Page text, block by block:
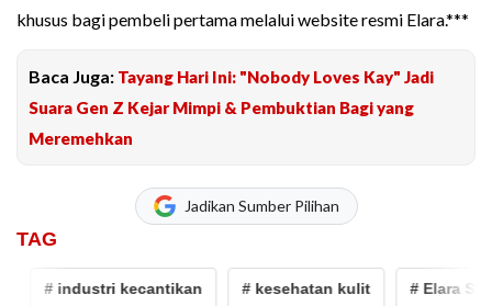
khusus bagi pembeli pertama melalui website resmi Elara.***
Baca Juga: Tayang Hari Ini: "Nobody Loves Kay" Jadi
Suara Gen Z Kejar Mimpi & Pembuktian Bagi yang
Meremehkan
Jadikan Sumber Pilihan
TAG
# industri kecantikan # kesehatan kulit # Elara Skin